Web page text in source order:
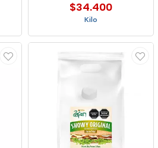
$34.400
Kilo